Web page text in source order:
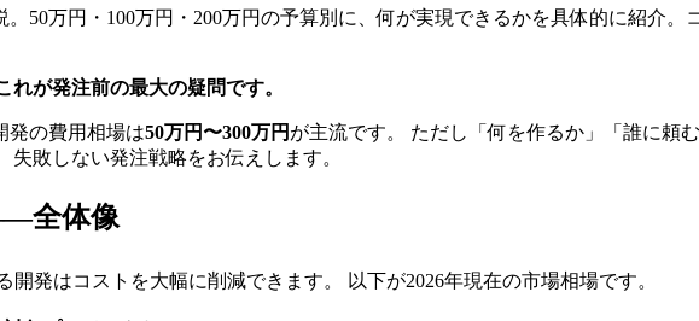
50万円・100万円・200万円の予算別に、何が実現できるかを具体的に紹介
が発注前の最大の疑問です。
発の費用相場は50万円〜300万円 が主流です。 ただし「何を作るか」「誰に頼
敗しない発注戦略をお伝えします。
全体像
発はコストを大幅に削減できます。 以下が2026年現在の市場相場です。